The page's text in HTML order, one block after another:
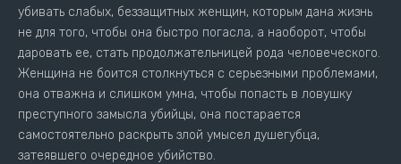
убивать слабых, беззащитных женщин, которым дана жизнь
не для того, чтобы она быстро погасла, а наоборот, чтобы
даровать ее, стать продолжательницей рода человеческого.
Женщина не боится столкнуться с серьезными проблемами,
она отважна и слишком умна, чтобы попасть в ловушку
преступного замысла убийцы, она постарается
самостоятельно раскрыть злой умысел душегубца,
затеявшего очередное убийство.